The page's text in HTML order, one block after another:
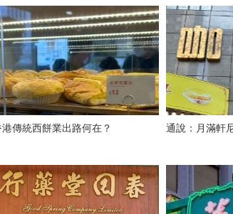
港傳統西餅業出路何在？ 通說：月滿軒